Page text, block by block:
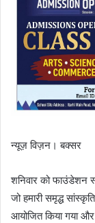
न्यूज़ विज़न। बक्सर
शनिवार को फाउंडेशन
जो हमारी समृद्ध
आयोजित किया गया